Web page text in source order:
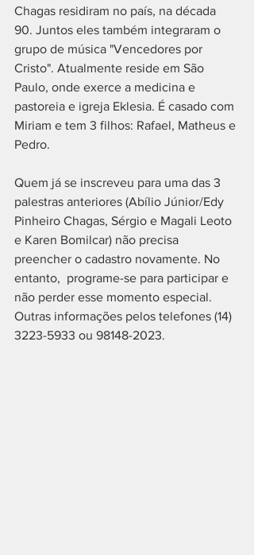
Chagas residiram no país, na década
90. Juntos eles também integraram o
grupo de música "Vencedores por
Cristo". Atualmente reside em São
Paulo, onde exerce a medicina e
pastoreia e igreja Eklesia. É casado com
Miriam e tem 3 filhos: Rafael, Matheus e
Pedro.
Quem já se inscreveu para uma das 3
palestras anteriores (Abílio Júnior/Edy
Pinheiro Chagas, Sérgio e Magali Leoto
e Karen Bomilcar) não precisa
preencher o cadastro novamente. No
entanto,  programe-se para participar e
não perder esse momento especial.
Outras informações pelos telefones (14)
3223-5933 ou 98148-2023.